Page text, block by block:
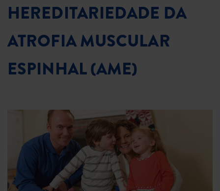
HEREDITARIEDADE DA
ATROFIA MUSCULAR
ESPINHAL (AME)